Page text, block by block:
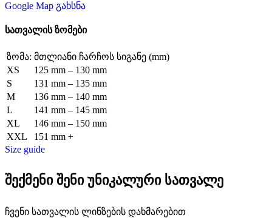
Google Map გახსნა
სათვალის ზომები
ზომა: მთლიანი ჩარჩოს სიგანე (mm)
XS
125 mm – 130 mm
S
131 mm – 135 mm
M
136 mm – 140 mm
L
141 mm – 145 mm
XL
146 mm – 150 mm
XXL
151 mm +
Size guide
შექმენი შენი უნიკალური სათვალე
ჩვენი სათვალის ლინზების დახმარებით